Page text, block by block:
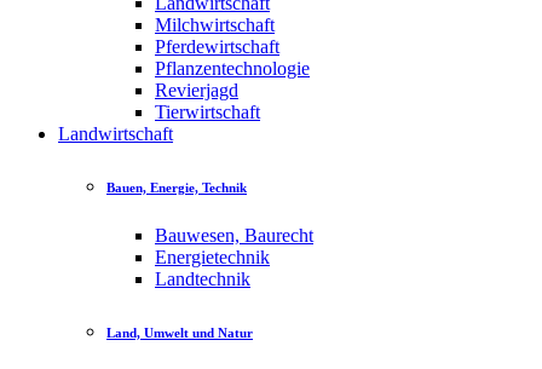
Milchwirtschaft
Pferdewirtschaft
Pflanzentechnologie
Revierjagd
Tierwirtschaft
Landwirtschaft
Bauen, Energie, Technik
Bauwesen, Baurecht
Energietechnik
Landtechnik
Land, Umwelt und Natur